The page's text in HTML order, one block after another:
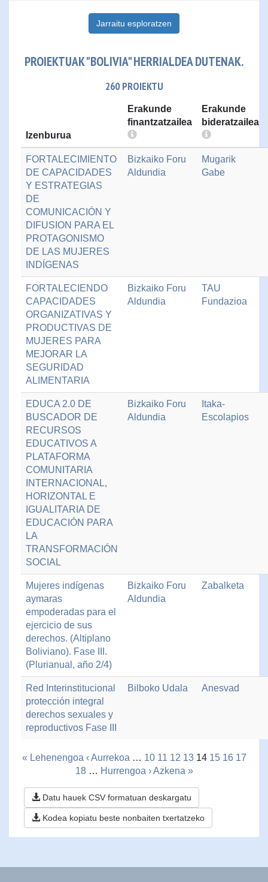
Jarraitu esploratzen
PROIEKTUAK "BOLIVIA" HERRIALDEA DUTENAK.
260 PROIEKTU
Izenburua
Erakunde
finantzatzailea
Erakunde
bideratzailea
FORTALECIMIENTO
DE CAPACIDADES
Y ESTRATEGIAS
DE
COMUNICACIÓN Y
DIFUSION PARA EL
PROTAGONISMO
DE LAS MUJERES
INDÍGENAS
Bizkaiko Foru
Aldundia
Mugarik
Gabe
FORTALECIENDO
CAPACIDADES
ORGANIZATIVAS Y
PRODUCTIVAS DE
MUJERES PARA
MEJORAR LA
SEGURIDAD
ALIMENTARIA
Bizkaiko Foru
Aldundia
TAU
Fundazioa
EDUCA 2.0 DE
BUSCADOR DE
RECURSOS
EDUCATIVOS A
PLATAFORMA
COMUNITARIA
INTERNACIONAL,
HORIZONTAL E
IGUALITARIA DE
EDUCACIÓN PARA
LA
TRANSFORMACIÓN
SOCIAL
Bizkaiko Foru
Aldundia
Itaka-
Escolapios
Mujeres indígenas
aymaras
empoderadas para el
ejercicio de sus
derechos. (Altiplano
Boliviano). Fase III.
(Plurianual, año 2/4)
Bizkaiko Foru
Aldundia
Zabalketa
Red Interinstitucional
protección integral
derechos sexuales y
reproductivos Fase III
Bilboko Udala Anesvad
« Lehenengoa ‹ Aurrekoa … 10 11 12 13 14 15 16 17
18 … Hurrengoa › Azkena »
Datu hauek CSV formatuan deskargatu
Kodea kopiatu beste nonbaiten txertatzeko